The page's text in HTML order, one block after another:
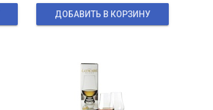
ДОБАВИТЬ В КОРЗИНУ